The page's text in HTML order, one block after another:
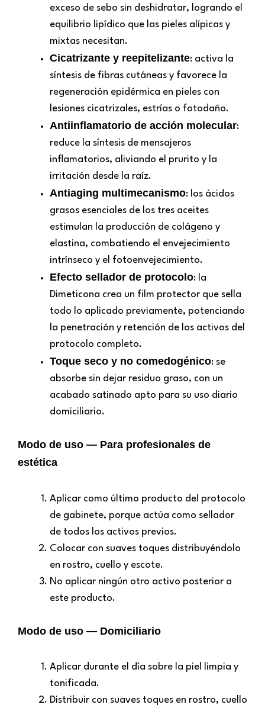
exceso de sebo sin deshidratar, logrando el
equilibrio lipídico que las pieles alípicas y
mixtas necesitan.
Cicatrizante y reepitelizante: activa la
síntesis de fibras cutáneas y favorece la
regeneración epidérmica en pieles con
lesiones cicatrizales, estrías o fotodaño.
Antiinflamatorio de acción molecular:
reduce la síntesis de mensajeros
inflamatorios, aliviando el prurito y la
irritación desde la raíz.
Antiaging multimecanismo: los ácidos
grasos esenciales de los tres aceites
estimulan la producción de colágeno y
elastina, combatiendo el envejecimiento
intrínseco y el fotoenvejecimiento.
Efecto sellador de protocolo: la
Dimeticona crea un film protector que sella
todo lo aplicado previamente, potenciando
la penetración y retención de los activos del
protocolo completo.
Toque seco y no comedogénico: se
absorbe sin dejar residuo graso, con un
acabado satinado apto para su uso diario
domiciliario.
Modo de uso — Para profesionales de
estética
Aplicar como último producto del protocolo
de gabinete, porque actúa como sellador
de todos los activos previos.
Colocar con suaves toques distribuyéndolo
en rostro, cuello y escote.
No aplicar ningún otro activo posterior a
este producto.
Modo de uso — Domiciliario
Aplicar durante el día sobre la piel limpia y
tonificada.
Distribuir con suaves toques en rostro, cuello